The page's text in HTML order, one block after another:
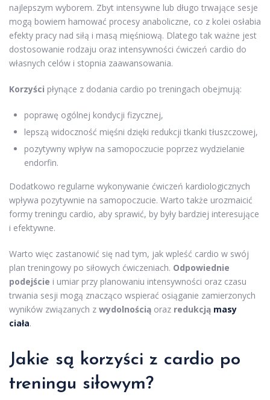
najlepszym wyborem. Zbyt intensywne lub długo trwające sesje
mogą bowiem hamować procesy anaboliczne, co z kolei osłabia
efekty pracy nad siłą i masą mięśniową. Dlatego tak ważne jest
dostosowanie rodzaju oraz intensywności ćwiczeń cardio do
własnych celów i stopnia zaawansowania.
Korzyści płynące z dodania cardio po treningach obejmują:
poprawę ogólnej kondycji fizycznej,
lepszą widoczność mięśni dzięki redukcji tkanki tłuszczowej,
pozytywny wpływ na samopoczucie poprzez wydzielanie
endorfin.
Dodatkowo regularne wykonywanie ćwiczeń kardiologicznych
wpływa pozytywnie na samopoczucie. Warto także urozmaicić
formy treningu cardio, aby sprawić, by były bardziej interesujące
i efektywne.
Warto więc zastanowić się nad tym, jak wpleść cardio w swój
plan treningowy po siłowych ćwiczeniach. Odpowiednie
podejście i umiar przy planowaniu intensywności oraz czasu
trwania sesji mogą znacząco wspierać osiąganie zamierzonych
wyników związanych z wydolnością oraz redukcją masy
ciała.
Jakie są korzyści z cardio po
treningu siłowym?